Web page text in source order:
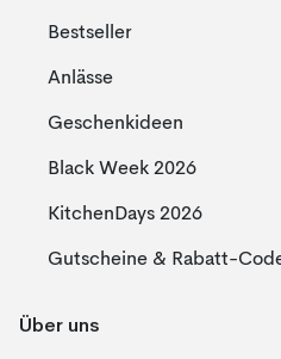
Bestseller
Anlässe
Geschenkideen
Black Week 2026
KitchenDays 2026
Gutscheine & Rabatt-
Über uns